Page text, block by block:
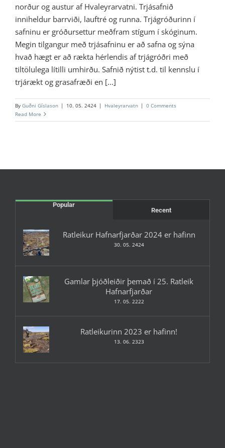
norður og austur af Hvaleyrarvatni. Trjásafnið
inniheldur barrviði, lauftré og runna. Trjágróðurinn í
safninu er gróðursettur meðfram stígum í skóginum.
Megin tilgangur með trjásafninu er að safna og sýna
hvað hægt er að rækta hérlendis af trjágróðri með
tiltölulega lítilli umhirðu. Safnið nýtist t.d. til kennslu í
trjárækt og grasafræði en [...]
By Guðni Gíslason | 10. 05. 2424 | Hvaleyrarvatn | 0 Comments
Read More
Popular
Recent
Ratleikur Hafnarfjarðar 2024 er hafinn
30. 05. 2424
Gamlar þjóðleiðir þemað í 25. Ratleik
Hafnarfjarðar
17. 05. 2222
Ratleikurinn 2023 er hafinn!
13. 06. 2323